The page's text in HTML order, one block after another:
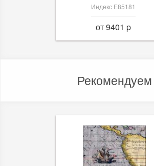
Индекс Е85181
от 9401 p
Рекомендуем